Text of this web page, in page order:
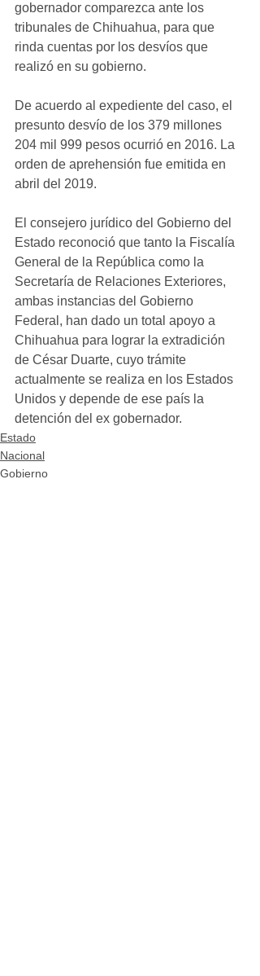
gobernador comparezca ante los
tribunales de Chihuahua, para que
rinda cuentas por los desvíos que
realizó en su gobierno.
De acuerdo al expediente del caso, el
presunto desvío de los 379 millones
204 mil 999 pesos ocurrió en 2016. La
orden de aprehensión fue emitida en
abril del 2019.
El consejero jurídico del Gobierno del
Estado reconoció que tanto la Fiscalía
General de la República como la
Secretaría de Relaciones Exteriores,
ambas instancias del Gobierno
Federal, han dado un total apoyo a
Chihuahua para lograr la extradición
de César Duarte, cuyo trámite
actualmente se realiza en los Estados
Unidos y depende de ese país la
detención del ex gobernador.
Estado
Nacional
Gobierno